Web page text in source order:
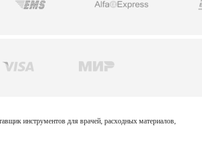
инструментов для врачей, расходных материалов,